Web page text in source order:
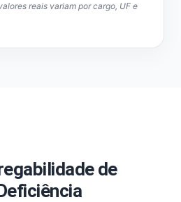
reais variam por cargo, UF e
de